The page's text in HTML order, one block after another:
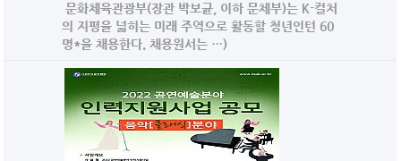
문화체육관광부(장관 박보균, 이하 문체부)는 K-컬처
의 지평을 넓히는 미래 주역으로 활동할 청년인턴 60
명*을 채용한다. 채용원서는 …)